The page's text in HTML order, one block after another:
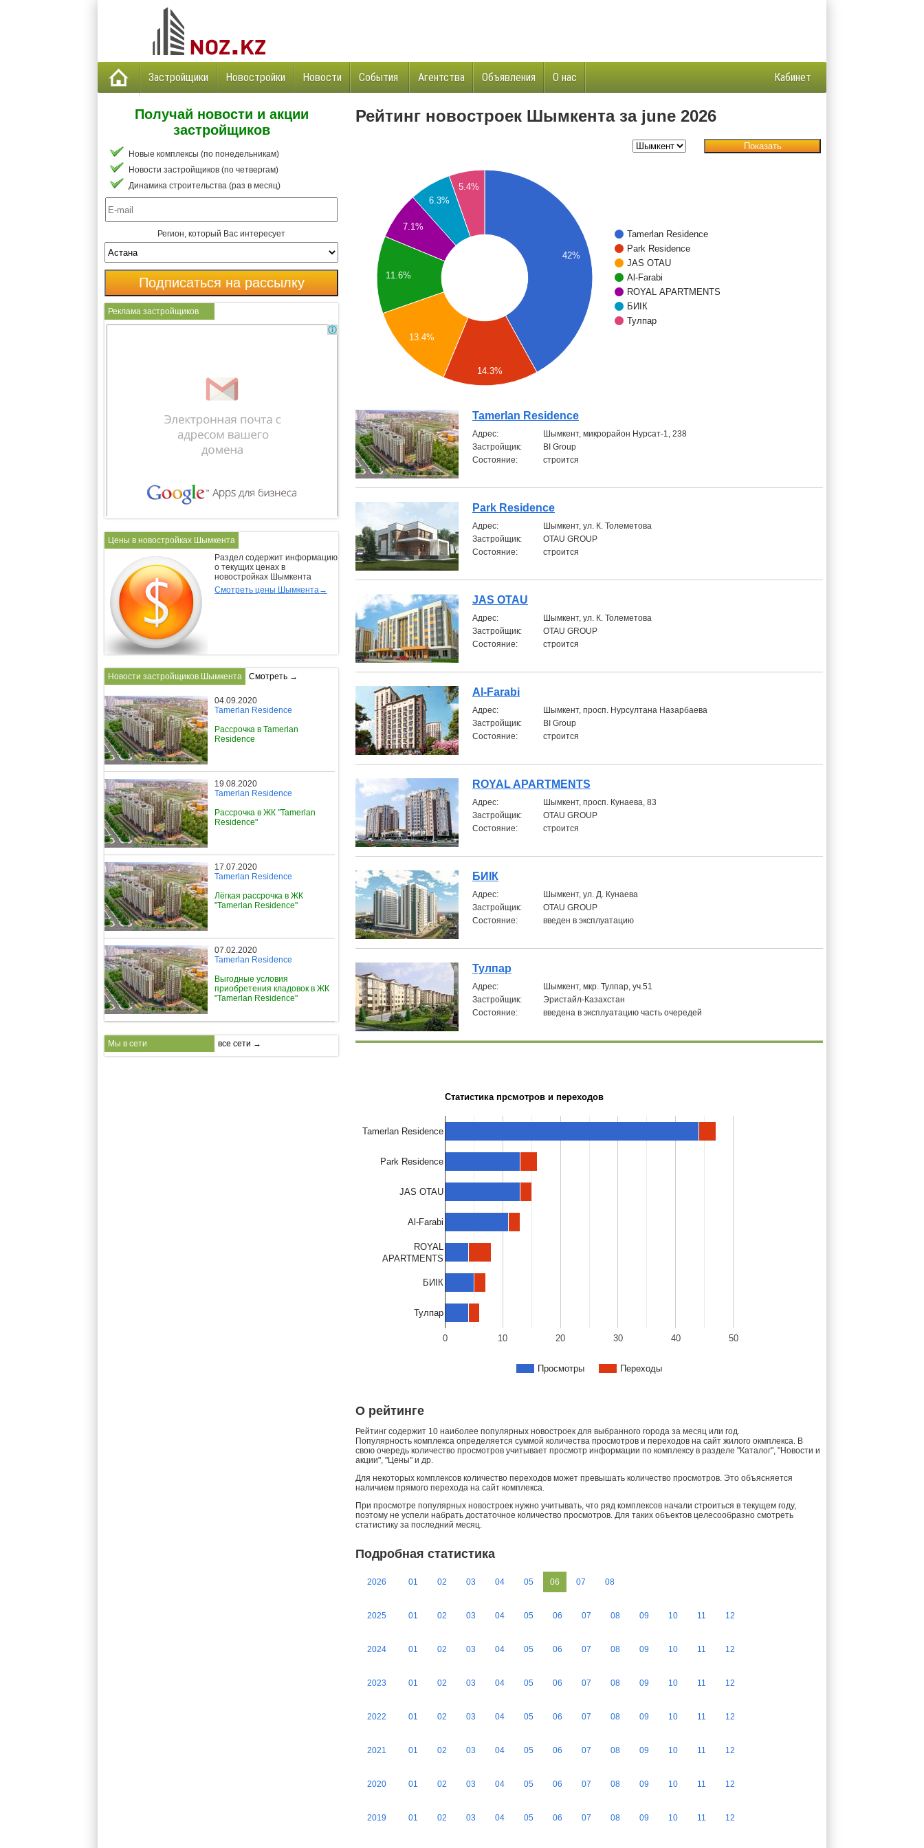
Застройщики Новостройки Новости События Агентства Объявления О нас Кабинет
Рейтинг новостроек Шымкента за june 2026
Показать
Tamerlan Residence
Park Residence
JAS OTAU
Al-Farabi
ROYAL APARTMENTS
БИIК
Тулпар
42%
5.4%
6.3%
7.1%
11.6%
13.4%
14.3%
Tamerlan Residence
Aдрес:
Шымкент, микрорайон Нурсат-1, 238
Застройщик:
BI Group
Состояние:
строится
Park Residence
Aдрес:
Шымкент, ул. К. Толеметова
Застройщик:
OTAU GROUP
Состояние:
строится
JAS OTAU
Aдрес:
Шымкент, ул. К. Толеметова
Застройщик:
OTAU GROUP
Состояние:
строится
Al-Farabi
Aдрес:
Шымкент, просп. Нурсултана Назарбаева
Застройщик:
BI Group
Состояние:
строится
ROYAL APARTMENTS
Aдрес:
Шымкент, просп. Кунаева, 83
Застройщик:
OTAU GROUP
Состояние:
строится
БИIК
Aдрес:
Шымкент, ул. Д. Кунаева
Застройщик:
OTAU GROUP
Состояние:
введен в эксплуатацию
Тулпар
Aдрес:
Шымкент, мкр. Тулпар, уч.51
Застройщик:
Эристайл-Казахстан
Состояние:
введена в эксплуатацию часть очередей
Статистика прсмотров и переходов
Просмотры Переходы
0 10 20 30 40 50
Tamerlan Residence
Park Residence
JAS OTAU
Al-Farabi
ROYAL
APARTMENTS
БИIК
Тулпар
О рейтинге
Рейтинг содержит 10 наиболее популярных новостроек для выбранного города за месяц или год.
Популярность комплекса определяется суммой количества просмотров и переходов на сайт жилого окмплекса. В
свою очередь количество просмотров учитывает просмотр информации по комплексу в разделе "Каталог", "Новости и
акции", "Цены" и др.
Для некоторых комплексов количество переходов может превышать количество просмотров. Это объясняется
наличием прямого перехода на сайт комплекса.
При просмотре популярных новостроек нужно учитывать, что ряд комплексов начали строиться в текущем году,
поэтому не успели набрать достаточное количество просмотров. Для таких объектов целесообразно смотреть
статистику за последний месяц.
Подробная статистика
2026 01 02 03 04 05 06 07 08
2025 01 02 03 04 05 06 07 08 09 10 11 12
2024 01 02 03 04 05 06 07 08 09 10 11 12
2023 01 02 03 04 05 06 07 08 09 10 11 12
2022 01 02 03 04 05 06 07 08 09 10 11 12
2021 01 02 03 04 05 06 07 08 09 10 11 12
2020 01 02 03 04 05 06 07 08 09 10 11 12
2019 01 02 03 04 05 06 07 08 09 10 11 12
Получай новости и акции
застройщиков
Новые комплексы (по понедельникам)
Новости застройщиков (по четвергам)
Динамика строительства (раз в месяц)
Регион, который Вас интересует
Реклама застройщиков
Цены в новостройках Шымкента
Раздел содержит информацию
о текущих ценах в
новостройках Шымкента
Смотреть цены Шымкента→
Новости застройщиков Шымкента Смотреть →
04.09.2020
Tamerlan Residence
Рассрочка в Tamerlan
Residence
19.08.2020
Tamerlan Residence
Рассрочка в ЖК "Tamerlan
Residence"
17.07.2020
Tamerlan Residence
Лёгкая рассрочка в ЖК
"Tamerlan Residence"
07.02.2020
Tamerlan Residence
Выгодные условия
приобретения кладовок в ЖК
"Tamerlan Residence"
Мы в сети все сети →